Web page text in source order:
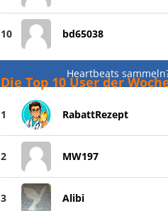
10 bd65038
Heartbeats
Die Top 10 User der
1 RabattRezept
2 MW197
3 Alibi